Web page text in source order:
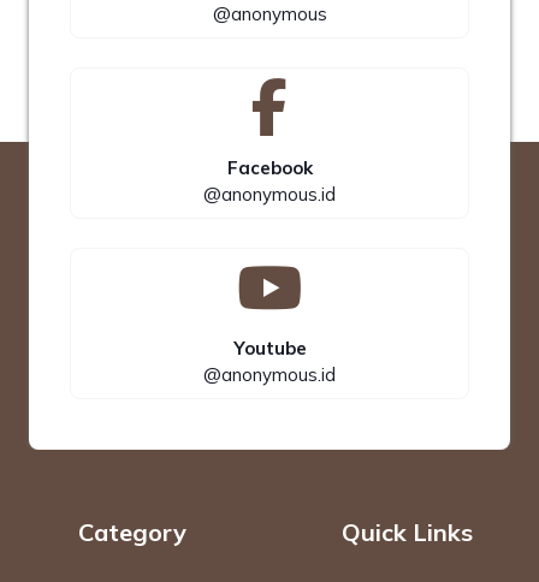
@anonymous
Facebook
@anonymous.id
Youtube
@anonymous.id
Category Quick Links